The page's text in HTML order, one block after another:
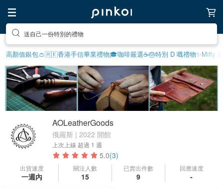
送自己一份特別的禮物
高顏值銀包👛🇭🇰香港手信畢業禮物🎓咖啡嚴選☕️🎂特別 D 嘅禮物✨Miffy
AOLeatherGoods
俄羅斯 | 2022 開館
上次上線 超過 1 週
5.0(3)
出貨速度
一週內
關注人數
15
已賣出件數
9
回應速度
-